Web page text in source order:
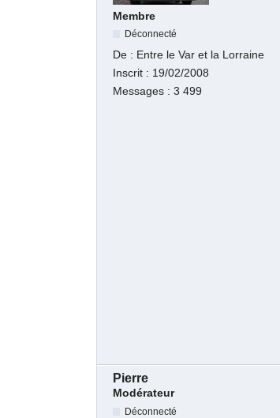
Membre
Déconnecté
De : Entre le Var et la Lorraine
Inscrit : 19/02/2008
Messages :3 499
Pierre
Modérateur
Déconnecté